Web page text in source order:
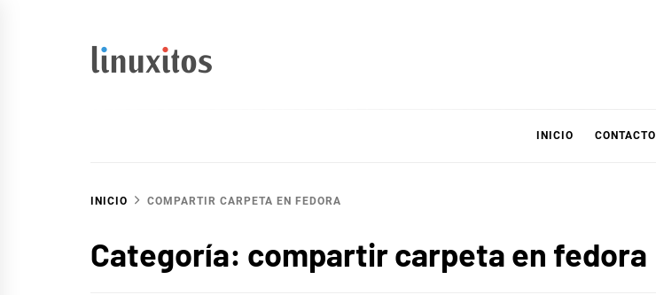
INICIO CONTACTO
INICIO COMPARTIR CARPETA EN FEDORA
Categoría: compartir carpeta en fedora